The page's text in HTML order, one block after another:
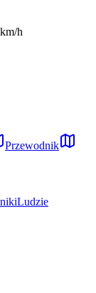
km/h
Przewodnik
Ludzie